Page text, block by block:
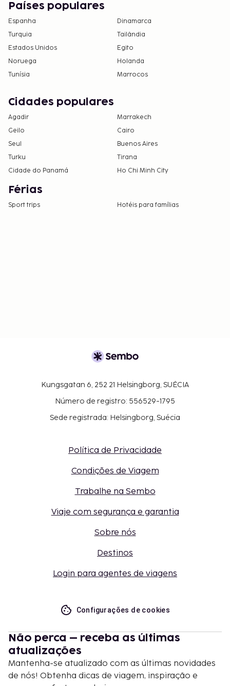
Países populares
Espanha
Dinamarca
Turquia
Tailândia
Estados Unidos
Egito
Noruega
Holanda
Tunísia
Marrocos
Cidades populares
Agadir
Marrakech
Geilo
Cairo
Seul
Buenos Aires
Turku
Tirana
Cidade do Panamá
Ho Chi Minh City
Férias
Sport trips Hotéis para famílias
Kungsgatan 6, 252 21 Helsingborg, SUÉCIA
Número de registro: 556529-1795
Sede registrada: Helsingborg, Suécia
Política de Privacidade
Condições de Viagem
Trabalhe na Sembo
Viaje com segurança e garantia
Sobre nós
Destinos
Login para agentes de viagens
Configurações de cookies
Não perca – receba as últimas
atualizações
Mantenha-se atualizado com as últimas novidades
de nós! Obtenha dicas de viagem, inspiração e